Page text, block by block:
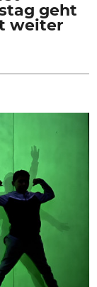
geht
weiter